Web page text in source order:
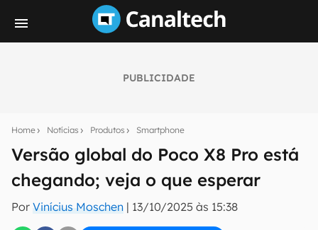
PUBLICIDADE
Home Notícias Produtos Smartphone
Versão global do Poco X8 Pro está
chegando; veja o que esperar
Por Vinícius Moschen | 13/10/2025 às 15:38
notícias e reviews sobre tecnologia em primeira
mão.
E-mail